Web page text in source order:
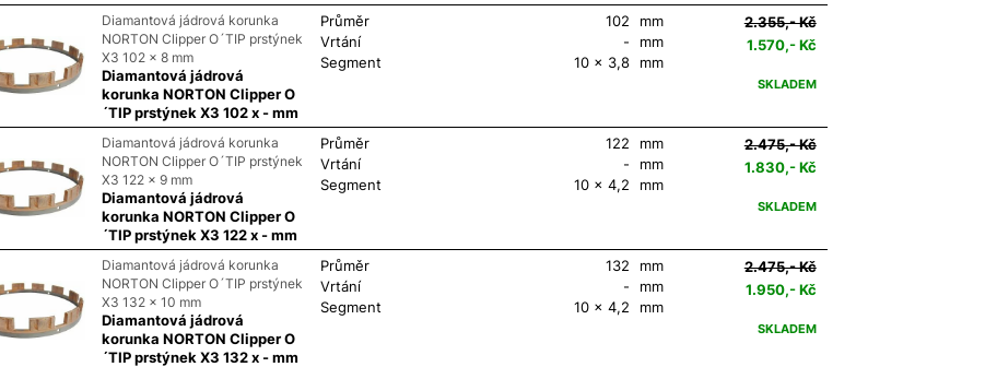
Diamantová jádrová korunka
NORTON Clipper O´TIP prstýnek
X3 102 x 8 mm
Diamantová jádrová
korunka NORTON Clipper O
´TIP prstýnek X3 102 x - mm
Průměr 102
mm
Vrtání
-
mm
Segment
10 x 3,8 mm
2.355,- Kč
1.570,- Kč
SKLADEM
Diamantová jádrová korunka
NORTON Clipper O´TIP prstýnek
X3 122 x 9 mm
Diamantová jádrová
korunka NORTON Clipper O
´TIP prstýnek X3 122 x - mm
Průměr 122
mm
Vrtání
-
mm
Segment
10 x 4,2 mm
2.475,- Kč
1.830,- Kč
SKLADEM
Diamantová jádrová korunka
NORTON Clipper O´TIP prstýnek
X3 132 x 10 mm
Diamantová jádrová
korunka NORTON Clipper O
´TIP prstýnek X3 132 x - mm
Průměr 132
mm
Vrtání
-
mm
Segment
10 x 4,2 mm
2.475,- Kč
1.950,- Kč
SKLADEM